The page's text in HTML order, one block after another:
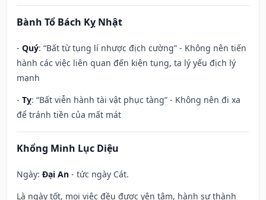
Bành Tổ Bách Kỵ Nhật
- Quý: “Bất từ tụng lí nhược địch cường” - Không nên tiến
hành các việc liên quan đến kiện tụng, ta lý yếu địch lý
mạnh
- Tỵ: “Bất viễn hành tài vật phục tàng” - Không nên đi xa
để tránh tiền của mất mát
Khổng Minh Lục Diệu
Ngày: Đại An - tức ngày Cát.
Là ngày tốt, mọi việc đều được yên tâm, hành sự thành